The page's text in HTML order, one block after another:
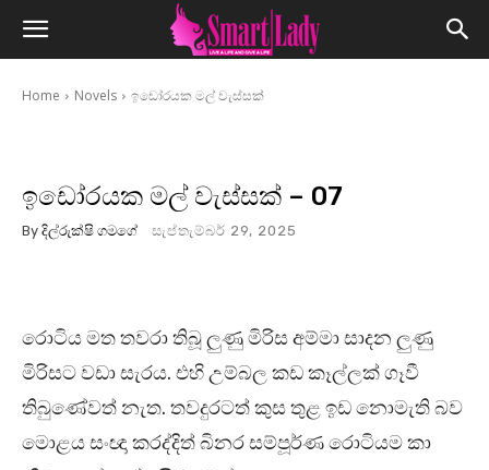
Home Novels ඉඩෝරයක මල් වැස්සක්
ඉඩෝරයක මල් වැස්සක් – 07
By දිල්රුක්ෂි ගමගේ සැප්තැම්බර් 29, 2025
රොටිය මත තවරා තිබූ ලුණු මිරිස අම්මා සාදන ලුණු
මිරිසට වඩා සැරය. එහි උම්බල කඩ කෑල්ලක් ගෑවී
තිබුණේවත් නැත. තවදුරටත් කුස තුළ ඉඩ නොමැති බව
මොළය සංඥා කරද්දිත් බිනර සම්පූර්ණ රොටියම කා